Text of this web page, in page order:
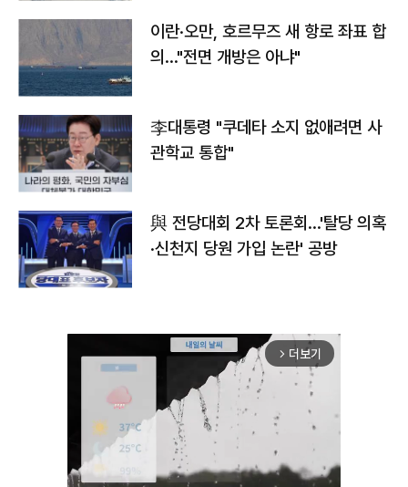
이란·오만, 호르무즈 새 항로 좌표 합
의…"전면 개방은 아냐"
李대통령 "쿠데타 소지 없애려면 사
관학교 통합"
與 전당대회 2차 토론회…'탈당 의혹
·신천지 당원 가입 논란' 공방
arrow_forward_ios 더보기